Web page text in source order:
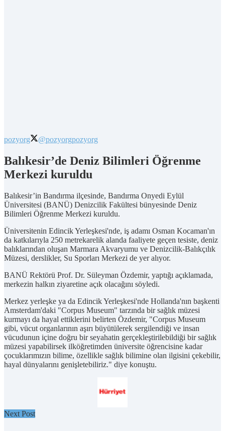
pozyorg @pozyorgpozyorg
Balıkesir’de Deniz Bilimleri Öğrenme
Merkezi kuruldu
Balıkesir’in Bandırma ilçesinde, Bandırma Onyedi Eylül
Üniversitesi (BANÜ) Denizcilik Fakültesi bünyesinde Deniz
Bilimleri Öğrenme Merkezi kuruldu.
Üniversitenin Edincik Yerleşkesi'nde, iş adamı Osman Kocaman'ın
da katkılarıyla 250 metrekarelik alanda faaliyete geçen tesiste, deniz
balıklarından oluşan Marmara Akvaryumu ve Denizcilik-Balıkçılık
Müzesi, derslikler, Su Sporları Merkezi de yer alıyor.
BANÜ Rektörü Prof. Dr. Süleyman Özdemir, yaptığı açıklamada,
merkezin halkın ziyaretine açık olacağını söyledi.
Merkez yerleşke ya da Edincik Yerleşkesi'nde Hollanda'nın başkenti
Amsterdam'daki "Corpus Museum" tarzında bir sağlık müzesi
kurmayı da hayal ettiklerini belirten Özdemir, "Corpus Museum
gibi, vücut organlarının aşırı büyütülerek sergilendiği ve insan
vücudunun içine doğru bir seyahatin gerçekleştirilebildiği bir sağlık
müzesi yapabilirsek ilköğretimden üniversite öğrencisine kadar
çocuklarımızın bilime, özellikle sağlık bilimine olan ilgisini çekebilir,
hayal dünyalarını genişletebiliriz." diye konuştu.
Next Post